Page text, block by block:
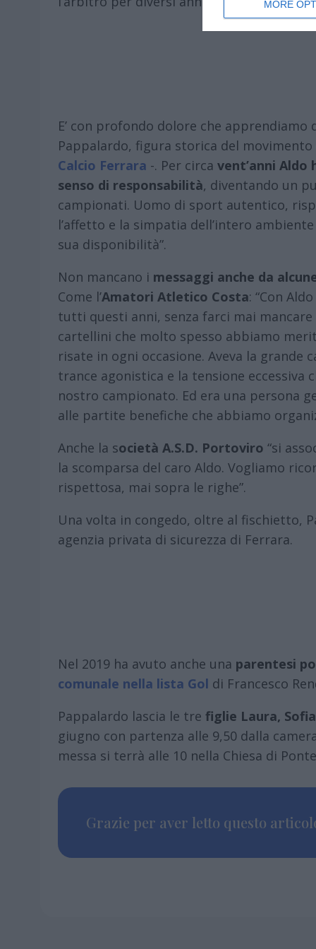
MORE
E’ con profondo dolore che
Pappalardo, figura storica del
Calcio Ferrara -. Per circa vent’anni
senso di responsabilità, diventando un
campionati. Uomo di sport autentico,
l’affetto e la simpatia dell’intero
sua disponibilità”.
Non mancano i messaggi anche da
Come l’Amatori Atletico Costa: “Con
tutti questi anni, senza farci mai
cartellini che molto spesso abbiamo
risate in ogni occasione. Aveva la
trance agonistica e la tensione
nostro campionato. Ed era una persona
alle partite benefiche che abbiamo
Anche la società A.S.D. Portoviro “si
la scomparsa del caro Aldo. Vogliamo
rispettosa, mai sopra le righe”.
Una volta in congedo, oltre al fischietto,
agenzia privata di sicurezza di Ferrara.
Nel 2019 ha avuto anche una parentesi
comunale nella lista Gol di Francesco
Pappalardo lascia le tre figlie Laura,
giugno con partenza alle 9,50 dalla
messa si terrà alle 10 nella Chiesa di
Grazie per aver letto questo